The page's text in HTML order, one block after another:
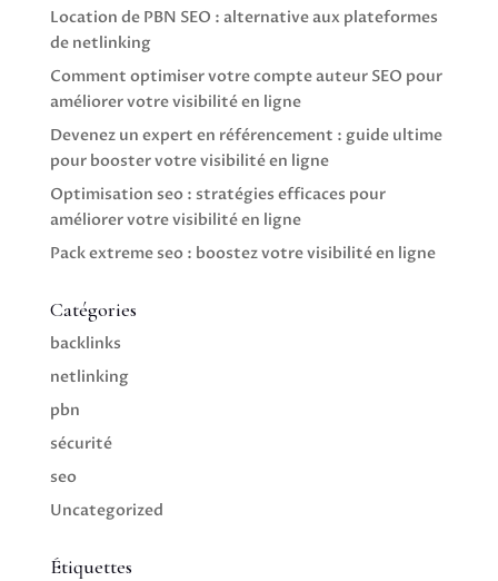
Location de PBN SEO : alternative aux plateformes
de netlinking
Comment optimiser votre compte auteur SEO pour
améliorer votre visibilité en ligne
Devenez un expert en référencement : guide ultime
pour booster votre visibilité en ligne
Optimisation seo : stratégies efficaces pour
améliorer votre visibilité en ligne
Pack extreme seo : boostez votre visibilité en ligne
Catégories
backlinks
netlinking
pbn
sécurité
seo
Uncategorized
Étiquettes